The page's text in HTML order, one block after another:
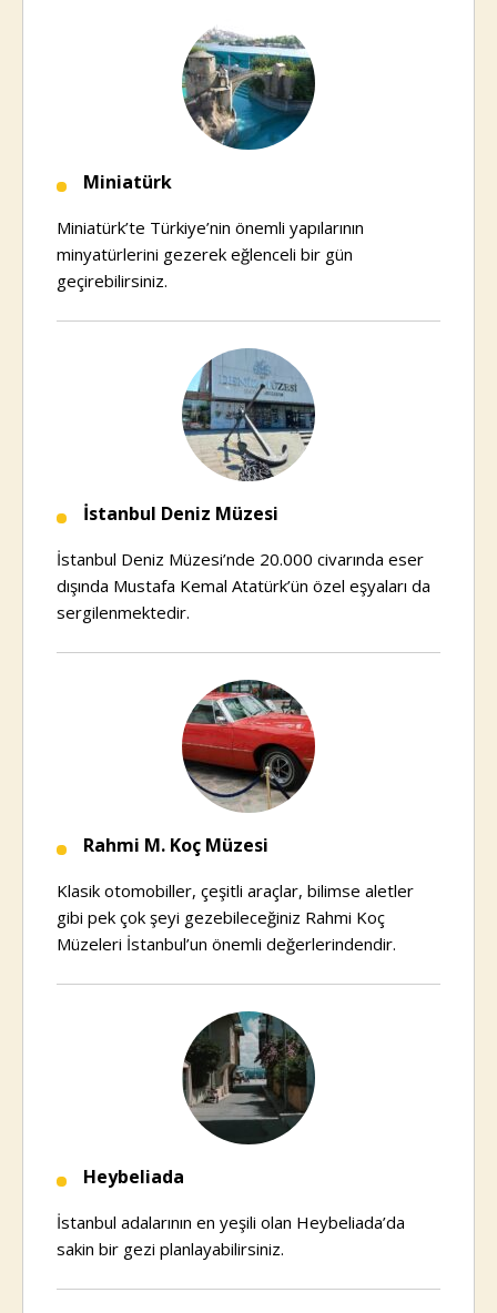
Miniatürk
Miniatürk’te Türkiye’nin önemli yapılarının
minyatürlerini gezerek eğlenceli bir gün
geçirebilirsiniz.
İstanbul Deniz Müzesi
İstanbul Deniz Müzesi’nde 20.000 civarında eser
dışında Mustafa Kemal Atatürk’ün özel eşyaları da
sergilenmektedir.
Rahmi M. Koç Müzesi
Klasik otomobiller, çeşitli araçlar, bilimse aletler
gibi pek çok şeyi gezebileceğiniz Rahmi Koç
Müzeleri İstanbul’un önemli değerlerindendir.
Heybeliada
İstanbul adalarının en yeşili olan Heybeliada’da
sakin bir gezi planlayabilirsiniz.